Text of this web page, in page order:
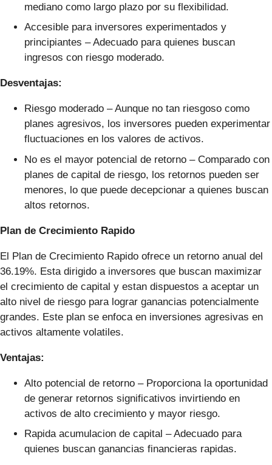
mediano como largo plazo por su flexibilidad.
Accesible para inversores experimentados y
principiantes – Adecuado para quienes buscan
ingresos con riesgo moderado.
Desventajas:
Riesgo moderado – Aunque no tan riesgoso como
planes agresivos, los inversores pueden experimentar
fluctuaciones en los valores de activos.
No es el mayor potencial de retorno – Comparado con
planes de capital de riesgo, los retornos pueden ser
menores, lo que puede decepcionar a quienes buscan
altos retornos.
Plan de Crecimiento Rapido
El Plan de Crecimiento Rapido ofrece un retorno anual del
36.19%. Esta dirigido a inversores que buscan maximizar
el crecimiento de capital y estan dispuestos a aceptar un
alto nivel de riesgo para lograr ganancias potencialmente
grandes. Este plan se enfoca en inversiones agresivas en
activos altamente volatiles.
Ventajas:
Alto potencial de retorno – Proporciona la oportunidad
de generar retornos significativos invirtiendo en
activos de alto crecimiento y mayor riesgo.
Rapida acumulacion de capital – Adecuado para
quienes buscan ganancias financieras rapidas.